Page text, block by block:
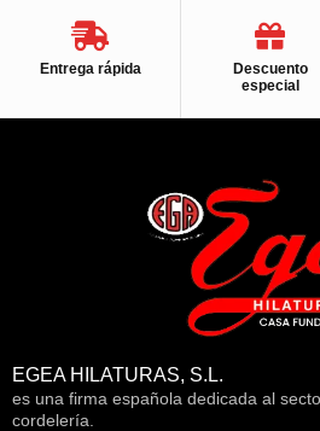
Entrega rápida
Descuento
especial
EGEA HILATURAS, S.L.
es una firma española dedicada al
cordelería.